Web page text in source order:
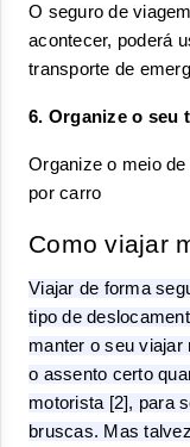
O seguro de
acontecer, poderá
transporte de
6. Organize o seu
Organize o meio
por carro
Como viajar
Viajar de forma
tipo de
manter o seu viajar
o assento certo
motorista [2], para
bruscas. Mas